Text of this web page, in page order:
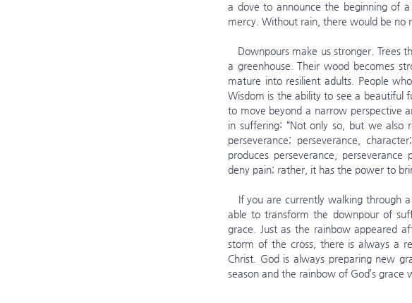
a dove to announce the beginning of
mercy. Without rain, there would be no
a greenhouse. Their wood becomes
mature into resilient adults. People
Wisdom is the ability to see a beautiful
to move beyond a narrow perspective
in suffering: “Not only so, but we also
perseverance; perseverance,
produces perseverance,
deny pain; rather, it has the power to
able to transform the downpour of
grace. Just as the rainbow appeared
storm of the cross, there is always a
Christ. God is always preparing new
season and the rainbow of God’s grace